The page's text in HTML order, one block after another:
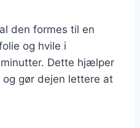
den formes til en
og hvile i
Dette hjælper
gør dejen lettere at